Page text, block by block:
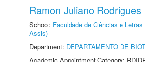
Ramon Juliano Rodrigues
School: Faculdade de Ciências e Letras
Assis)
Department: DEPARTAMENTO DE
Academic Appointment Category: